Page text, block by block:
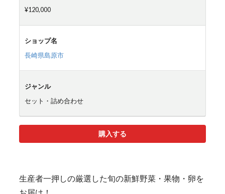
¥120,000
ショップ名
長崎県島原市
ジャンル
セット・詰め合わせ
購入する
生産者一押しの厳選した旬の新鮮野菜・果物・卵を
お届け！